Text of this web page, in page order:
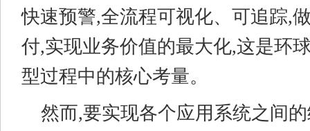
快速预警,全流程可视化、可追踪,
付,实现业务价值的最大化,这是环
型过程中的核心考量。
然而,要实现各个应用系统之间